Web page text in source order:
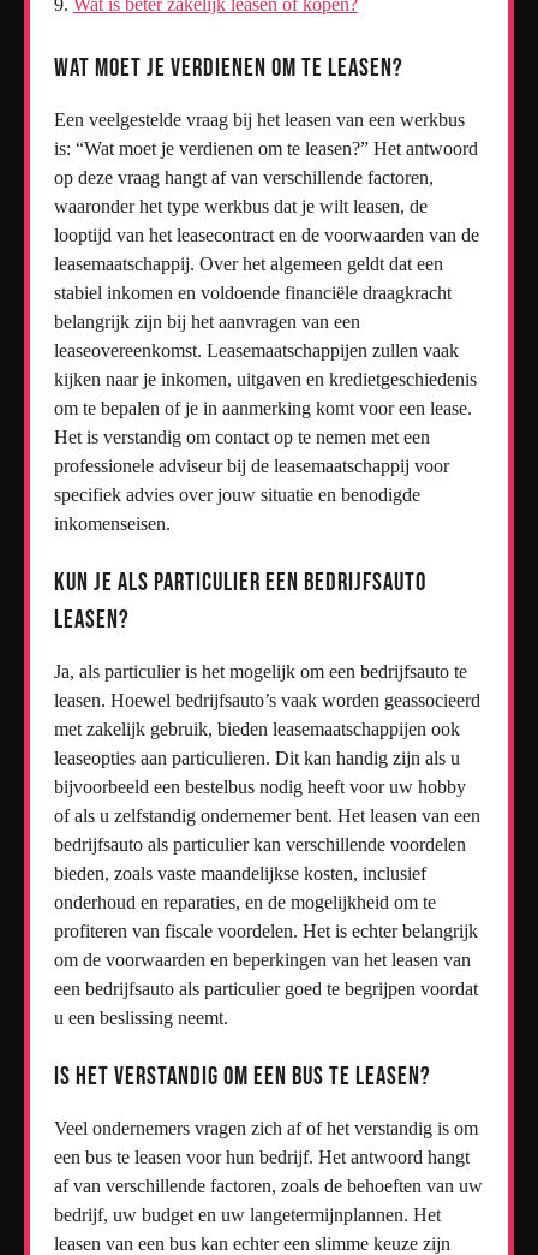
Wat moet je verdienen om te leasen?
Een veelgestelde vraag bij het leasen van een werkbus
is: “Wat moet je verdienen om te leasen?” Het antwoord
op deze vraag hangt af van verschillende factoren,
waaronder het type werkbus dat je wilt leasen, de
looptijd van het leasecontract en de voorwaarden van de
leasemaatschappij. Over het algemeen geldt dat een
stabiel inkomen en voldoende financiële draagkracht
belangrijk zijn bij het aanvragen van een
leaseovereenkomst. Leasemaatschappijen zullen vaak
kijken naar je inkomen, uitgaven en kredietgeschiedenis
om te bepalen of je in aanmerking komt voor een lease.
Het is verstandig om contact op te nemen met een
professionele adviseur bij de leasemaatschappij voor
specifiek advies over jouw situatie en benodigde
inkomenseisen.
Kun je als particulier een bedrijfsauto
leasen?
Ja, als particulier is het mogelijk om een bedrijfsauto te
leasen. Hoewel bedrijfsauto’s vaak worden geassocieerd
met zakelijk gebruik, bieden leasemaatschappijen ook
leaseopties aan particulieren. Dit kan handig zijn als u
bijvoorbeeld een bestelbus nodig heeft voor uw hobby
of als u zelfstandig ondernemer bent. Het leasen van een
bedrijfsauto als particulier kan verschillende voordelen
bieden, zoals vaste maandelijkse kosten, inclusief
onderhoud en reparaties, en de mogelijkheid om te
profiteren van fiscale voordelen. Het is echter belangrijk
om de voorwaarden en beperkingen van het leasen van
een bedrijfsauto als particulier goed te begrijpen voordat
u een beslissing neemt.
Is het verstandig om een bus te leasen?
Veel ondernemers vragen zich af of het verstandig is om
een bus te leasen voor hun bedrijf. Het antwoord hangt
af van verschillende factoren, zoals de behoeften van uw
bedrijf, uw budget en uw langetermijnplannen. Het
leasen van een bus kan echter een slimme keuze zijn